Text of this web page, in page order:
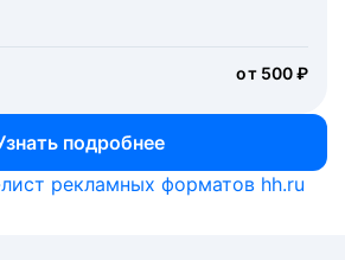
от 500 ₽
подробнее
рекламных форматов hh.ru